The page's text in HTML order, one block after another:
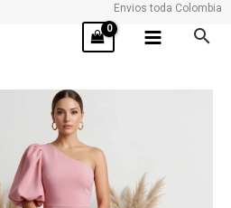
Envios toda Colombia